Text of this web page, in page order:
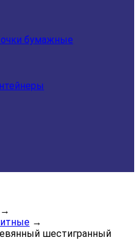
бумажные
→
→
шестигранный